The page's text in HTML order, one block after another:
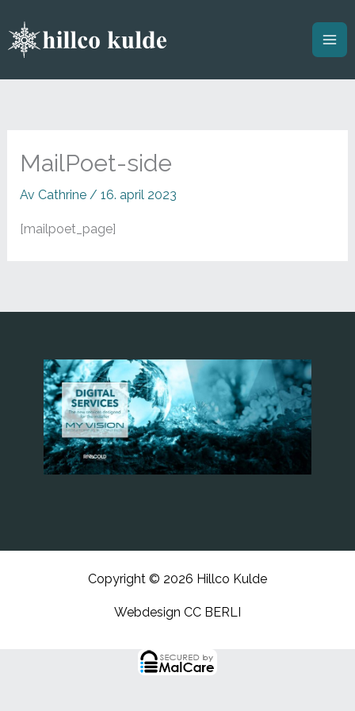
rett
MailPoet-side
Av Cathrine / 16. april 2023
[mailpoet_page]
Copyright © 2026 Hillco Kulde
Webdesign CC BERLI